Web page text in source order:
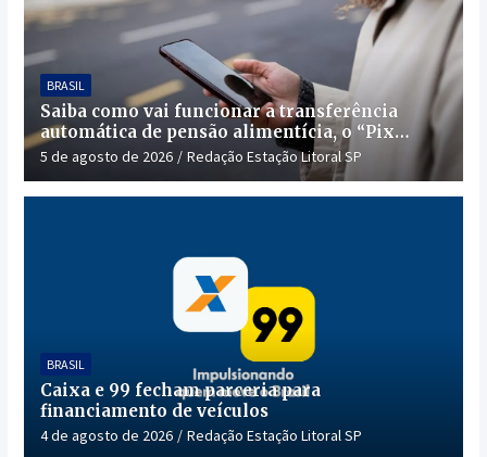
BRASIL
Saiba como vai funcionar a transferência
automática de pensão alimentícia, o “Pix
Pensão”
5 de agosto de 2026 Redação Estação Litoral SP
BRASIL
Caixa e 99 fecham parceria para
financiamento de veículos
4 de agosto de 2026 Redação Estação Litoral SP